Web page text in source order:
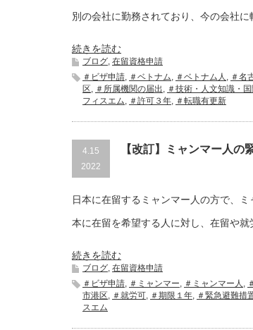
別の会社に勤務されており、今の会社に
続きを読む
ブログ, 在留資格申請
＃ビザ申請, ＃ベトナム, ＃ベトナム人 , ＃名
区, ＃所属機関の届出 , ＃技術・人文知識・
フィスエム, ＃許可３年, ＃転職有更新
4.15
2022
【改訂】ミャンマー人の
日本に在留するミャンマー人の方で、
本に在留を希望する人に対し、在留や就
続きを読む
ブログ, 在留資格申請
＃ビザ申請, ＃ミャンマー, ＃ミャンマー人 ,
市港区, ＃就労可, ＃期限１年, ＃緊急避難措
スエム